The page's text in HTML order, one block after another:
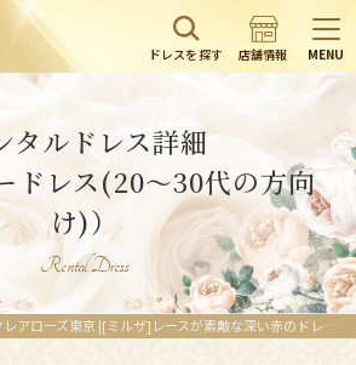
ドレスを探す 店舗情報 MENU
タルドレス詳細
ドレス(20～30代の方向
け)）
Rental Dress
レンタルドレスのクレアローズ東京 |[ミルザ]レースが素敵な深い赤のドレス｜結婚式のお呼ばれパーティードレス